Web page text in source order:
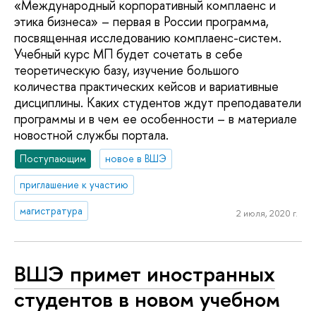
«Международный корпоративный комплаенс и
этика бизнеса» – первая в России программа,
посвященная исследованию комплаенс-систем.
Учебный курс МП будет сочетать в себе
теоретическую базу, изучение большого
количества практических кейсов и вариативные
дисциплины. Каких студентов ждут преподаватели
программы и в чем ее особенности – в материале
новостной службы портала.
Поступающим
новое в ВШЭ
приглашение к участию
магистратура
2 июля, 2020 г.
ВШЭ примет иностранных
студентов в новом учебном